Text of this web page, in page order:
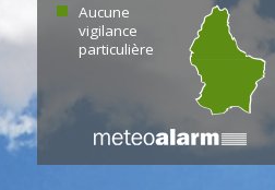
Aucune
vigilance
particulière